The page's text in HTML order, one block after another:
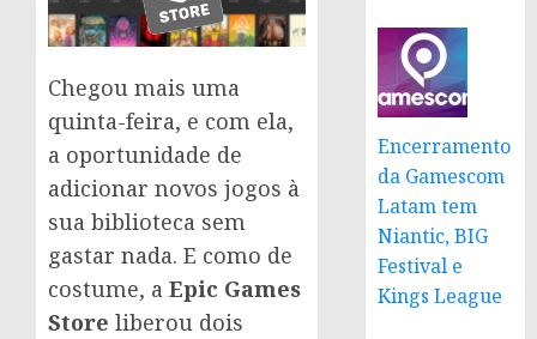
Chegou mais uma
quinta-feira, e com ela,
a oportunidade de
adicionar novos jogos à
sua biblioteca sem
gastar nada. E como de
costume, a Epic Games
Store liberou dois
Encerramento
da Gamescom
Latam tem
Niantic, BIG
Festival e
Kings League